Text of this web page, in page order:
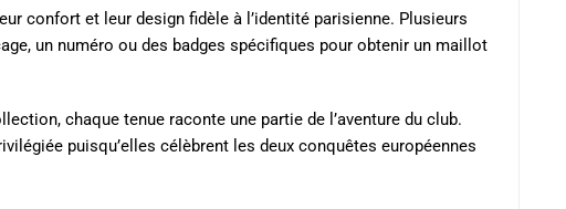
confort et leur design fidèle à l’identité parisienne. Plusieurs
un numéro ou des badges spécifiques pour obtenir un maillot
chaque tenue raconte une partie de l’aventure du club.
puisqu’elles célèbrent les deux conquêtes européennes